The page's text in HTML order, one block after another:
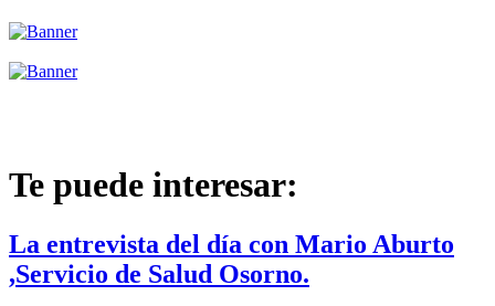
Te puede interesar:
La entrevista del día con Mario Aburto
,Servicio de Salud Osorno.